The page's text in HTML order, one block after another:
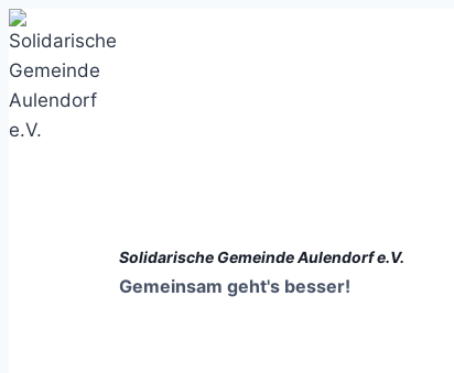
Zum
Inhalt
springen
Solidarische Gemeinde Aulendorf e.V.
Gemeinsam geht's besser!